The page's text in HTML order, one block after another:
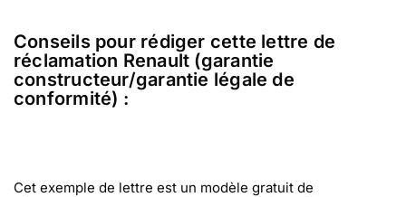
Conseils pour rédiger cette lettre de
réclamation Renault (garantie
constructeur/garantie légale de
conformité) :
Cet exemple de lettre est un modèle gratuit de